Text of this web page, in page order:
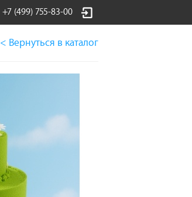
+7 (499) 755-83-00
< Вернуться в каталог